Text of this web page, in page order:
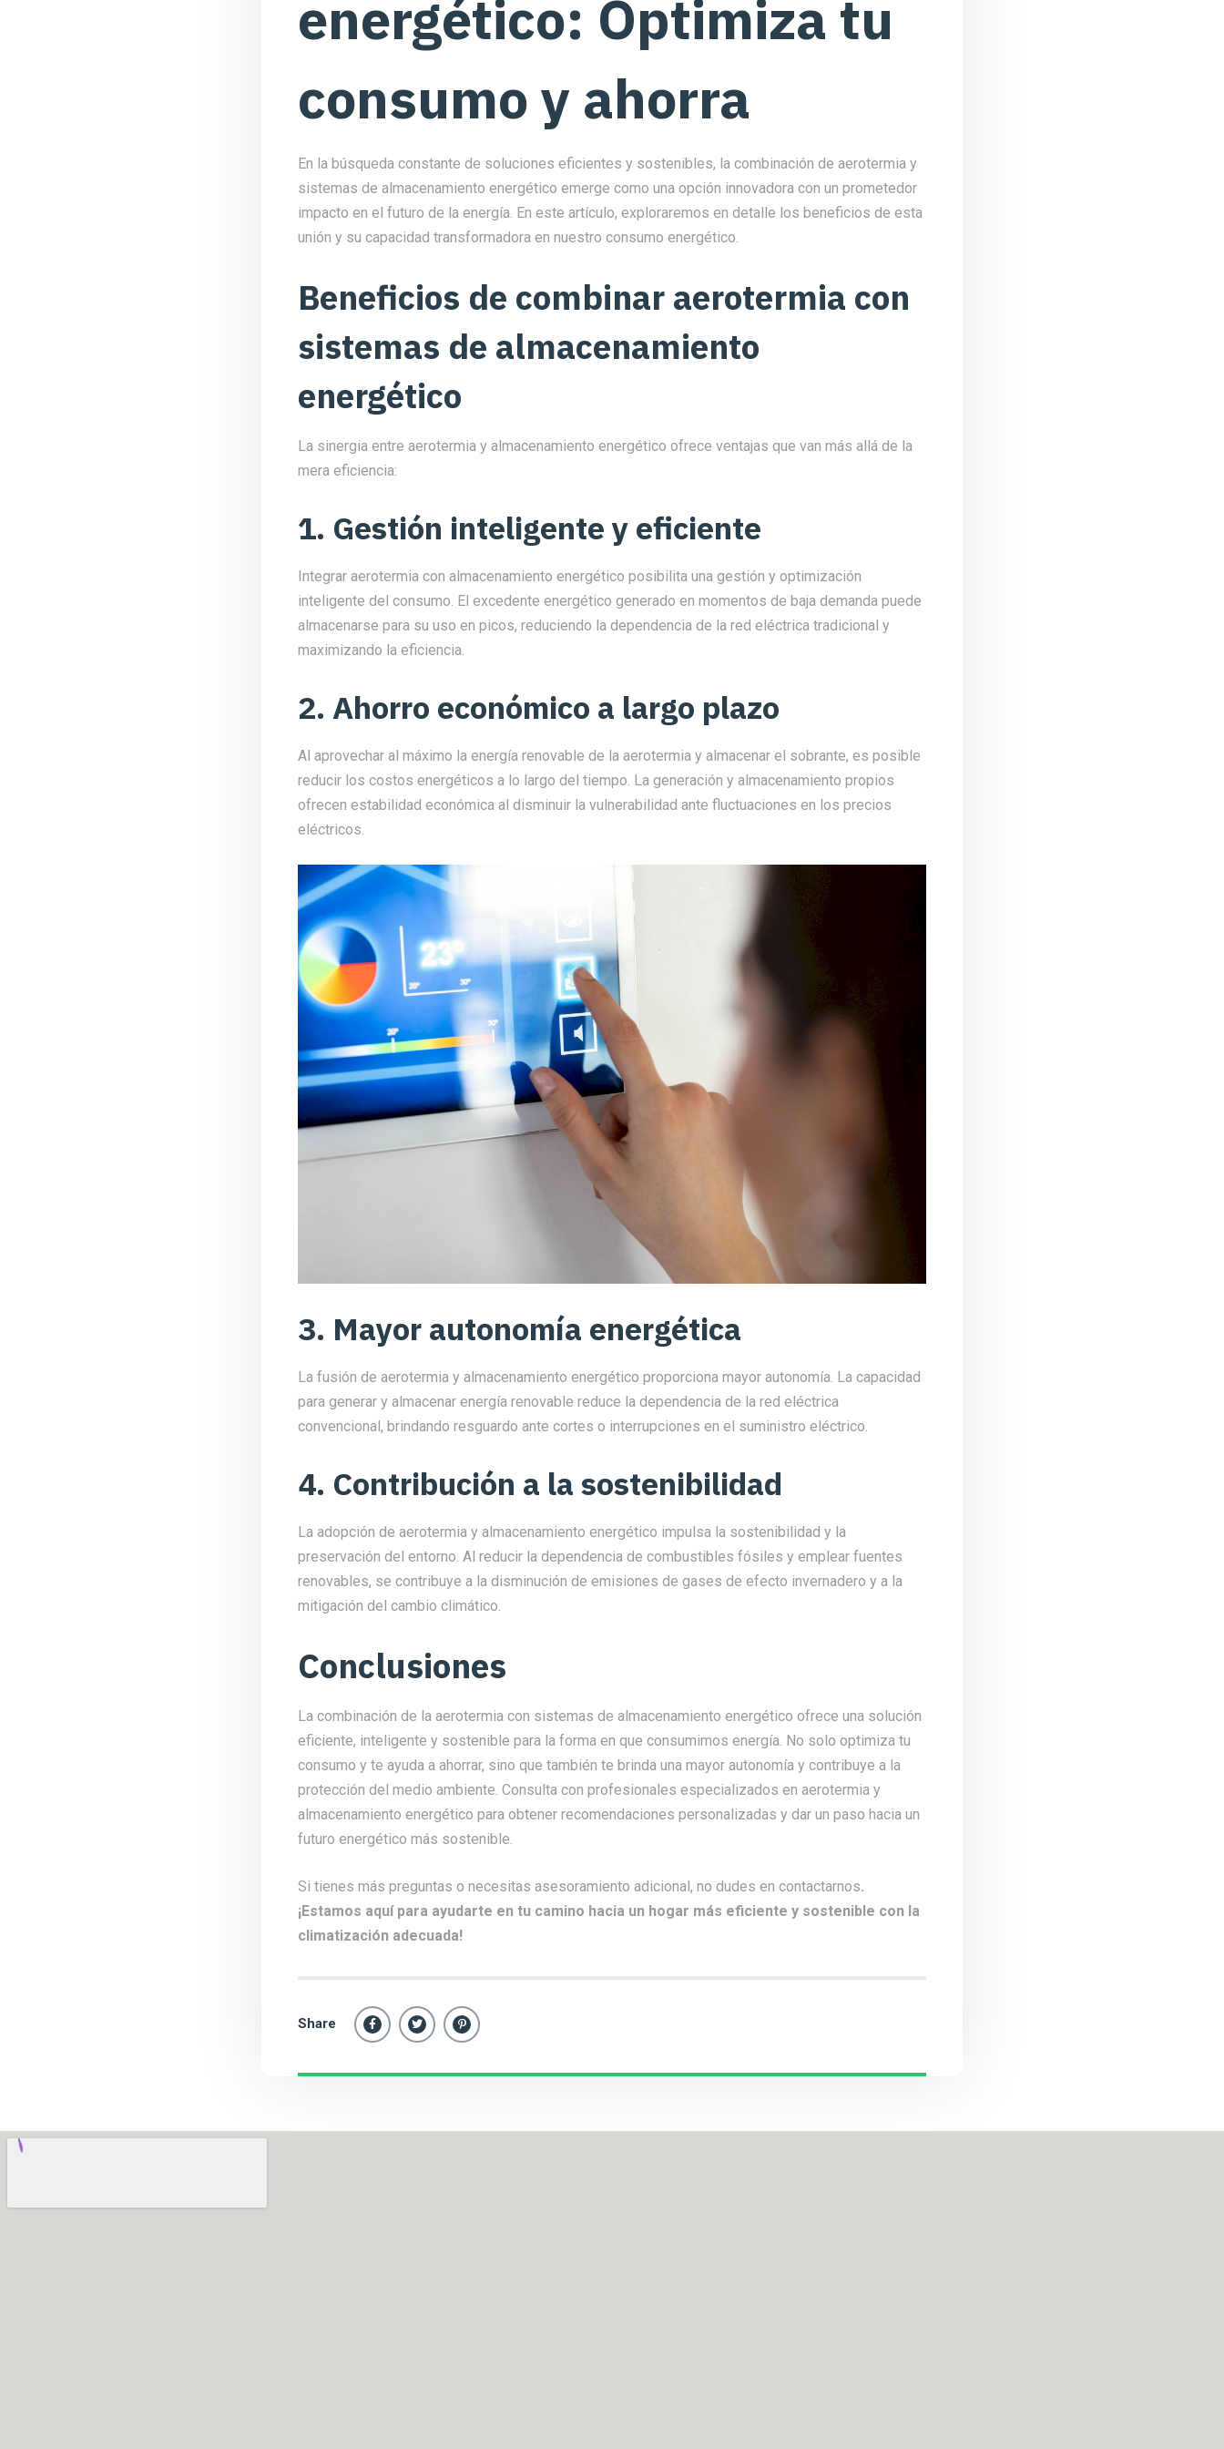
energético: Optimiza tu
consumo y ahorra
En la búsqueda constante de soluciones eficientes y sostenibles, la combinación de aerotermia y
sistemas de almacenamiento energético emerge como una opción innovadora con un prometedor
impacto en el futuro de la energía. En este artículo, exploraremos en detalle los beneficios de esta
unión y su capacidad transformadora en nuestro consumo energético.
Beneficios de combinar aerotermia con
sistemas de almacenamiento
energético
La sinergia entre aerotermia y almacenamiento energético ofrece ventajas que van más allá de la
mera eficiencia:
1. Gestión inteligente y eficiente
Integrar aerotermia con almacenamiento energético posibilita una gestión y optimización
inteligente del consumo. El excedente energético generado en momentos de baja demanda puede
almacenarse para su uso en picos, reduciendo la dependencia de la red eléctrica tradicional y
maximizando la eficiencia.
2. Ahorro económico a largo plazo
Al aprovechar al máximo la energía renovable de la aerotermia y almacenar el sobrante, es posible
reducir los costos energéticos a lo largo del tiempo. La generación y almacenamiento propios
ofrecen estabilidad económica al disminuir la vulnerabilidad ante fluctuaciones en los precios
eléctricos.
3. Mayor autonomía energética
La fusión de aerotermia y almacenamiento energético proporciona mayor autonomía. La capacidad
para generar y almacenar energía renovable reduce la dependencia de la red eléctrica
convencional, brindando resguardo ante cortes o interrupciones en el suministro eléctrico.
4. Contribución a la sostenibilidad
La adopción de aerotermia y almacenamiento energético impulsa la sostenibilidad y la
preservación del entorno. Al reducir la dependencia de combustibles fósiles y emplear fuentes
renovables, se contribuye a la disminución de emisiones de gases de efecto invernadero y a la
mitigación del cambio climático.
Conclusiones
La combinación de la aerotermia con sistemas de almacenamiento energético ofrece una solución
eficiente, inteligente y sostenible para la forma en que consumimos energía. No solo optimiza tu
consumo y te ayuda a ahorrar, sino que también te brinda una mayor autonomía y contribuye a la
protección del medio ambiente. Consulta con profesionales especializados en aerotermia y
almacenamiento energético para obtener recomendaciones personalizadas y dar un paso hacia un
futuro energético más sostenible.
Si tienes más preguntas o necesitas asesoramiento adicional, no dudes en contactarnos.
¡Estamos aquí para ayudarte en tu camino hacia un hogar más eficiente y sostenible con la
climatización adecuada!
Share